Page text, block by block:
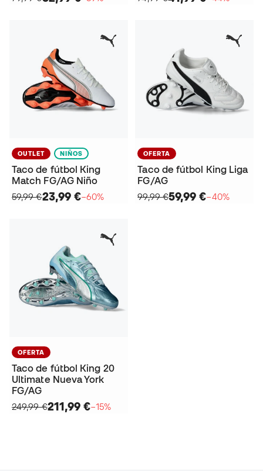
OUTLET NIÑOS
Taco de fútbol King
Match FG/AG Niño
59,99 €23,99 €−60%
OFERTA
Taco de fútbol King Liga
FG/AG
99,99 €59,99 €−40%
OFERTA
Taco de fútbol King 20
Ultimate Nueva York
FG/AG
249,99 €211,99 €−15%